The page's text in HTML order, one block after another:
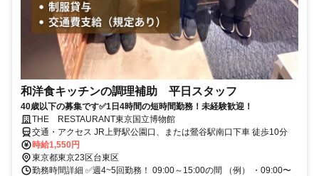
和洋食キッチンの調理補助 平日スタッフ
40歳以下の募集です✅1日4時間の短時間勤務！未経験歓迎！
THE RESTAURANT東京国立博物館
交通・アクセス JR上野駅公園口、または鶯谷駅南口下車 徒歩10分
時給1,550円
東京都東京23区台東区
勤務時間詳細 ✅週4~5回勤務！ 09:00～15:00の間 （例） ・09:00〜